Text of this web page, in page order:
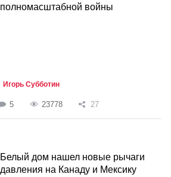
полномасштабной войны
Игорь Субботин
5 23778 27
Белый дом нашел новые рычаги
давления на Канаду и Мексику